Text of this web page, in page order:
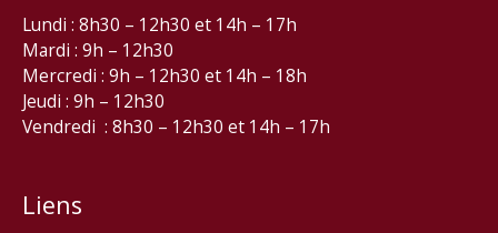
Lundi : 8h30 – 12h30 et 14h – 17h
Mardi : 9h – 12h30
Mercredi : 9h – 12h30 et 14h – 18h
Jeudi : 9h – 12h30
Vendredi : 8h30 – 12h30 et 14h – 17h
Liens